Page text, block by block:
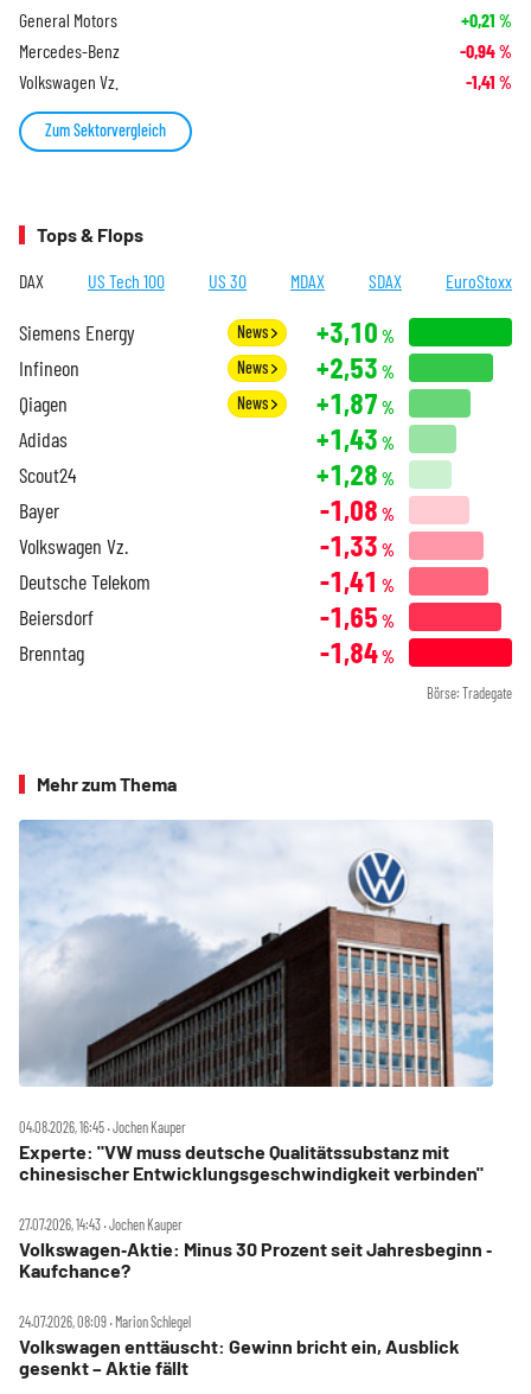
General Motors +0,21 %
Mercedes-Benz -0,94%
Volkswagen Vz. -1,41 %
Zum Sektorvergleich
Tops & Flops
DAX US Tech 100 US 30 MDAX SDAX EuroStoxx
Siemens Energy News +3,10 %
Infineon News +2,53 %
Qiagen News +1,87 %
Adidas +1,43 %
Scout24 +1,28 %
Bayer -1,08 %
Volkswagen Vz. -1,33 %
Deutsche Telekom -1,41 %
Beiersdorf -1,65 %
Brenntag -1,84%
Börse: Tradegate
Mehr zum Thema
04.08.2026, 16:45 ‧ Jochen Kauper
Experte: "VW muss deutsche Qualitätssubstanz mit
chinesischer Entwicklungsgeschwindigkeit verbinden"
27.07.2026, 14:43 ‧ Jochen Kauper
Volkswagen‑Aktie: Minus 30 Prozent seit Jahresbeginn ‑
Kaufchance?
24.07.2026, 08:09 ‧ Marion Schlegel
Volkswagen enttäuscht: Gewinn bricht ein, Ausblick
gesenkt – Aktie fällt